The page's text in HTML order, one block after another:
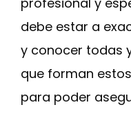
debe estar a
y conocer todas
que forman
para poder